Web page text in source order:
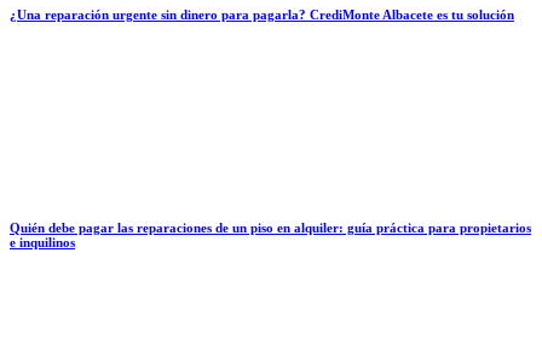
¿Una reparación urgente sin dinero para pagarla? CrediMonte Albacete es tu solución
Quién debe pagar las reparaciones de un piso en alquiler: guía práctica para propietarios
e inquilinos